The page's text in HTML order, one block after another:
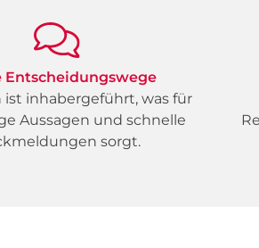
Entscheidungswege
ist inhabergeführt, was für
Aussagen und schnelle
sorgt.